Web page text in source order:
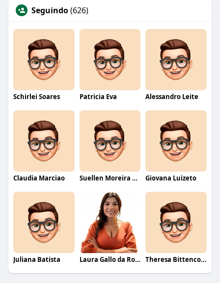
Seguindo(626)
Schirlei Soares Patricia Eva Alessandro Leite
Claudia Marciao Suellen Moreira Parente de Oliveira Giovana Luizeto
Juliana Batista Laura Gallo da Rosa Theresa Bittencourt